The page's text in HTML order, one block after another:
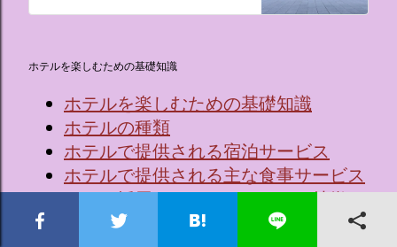
ホテルを楽しむための基礎知識
ホテルを楽しむための基礎知識
ホテルの種類
ホテルで提供される宿泊サービス
ホテルで提供される主な食事サービス
ホテル採用のベッドメーカーと特徴